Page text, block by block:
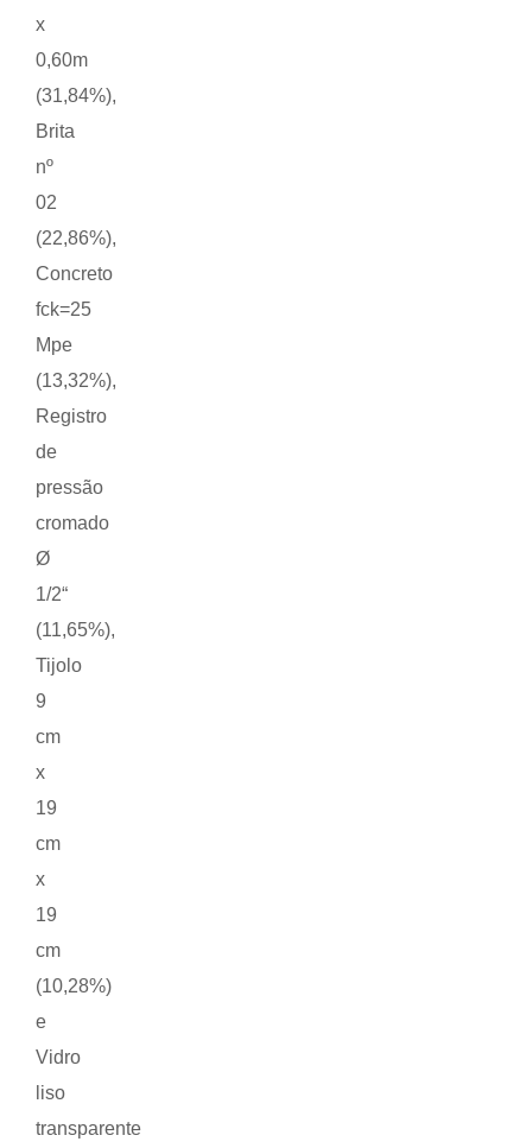
x
0,60m
(31,84%),
Brita
nº
02
(22,86%),
Concreto
fck=25
Mpe
(13,32%),
Registro
de
pressão
cromado
Ø
1/2“
(11,65%),
Tijolo
9
cm
x
19
cm
x
19
cm
(10,28%)
e
Vidro
liso
transparente